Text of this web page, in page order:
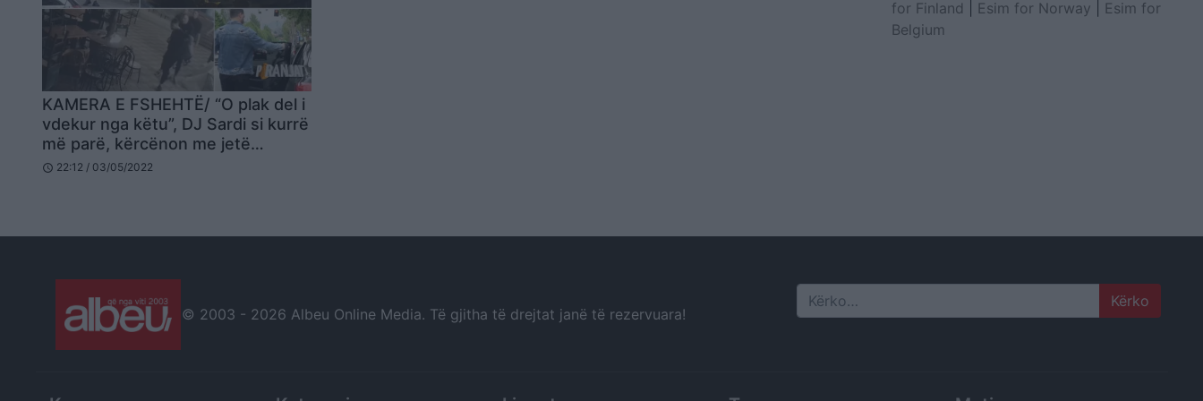
KAMERA E FSHEHTË/ “O plak del i
vdekur nga këtu”, DJ Sardi si kurrë
më parë, kërcënon me jetë
pronarin e lokalit (VIDEO)
schedule 22:12 / 03/05/2022
for Finland
Esim for Norway
Esim for
Belgium
© 2003 - 2026 Albeu Online Media. Të gjitha të drejtat janë të rezervuara! Search